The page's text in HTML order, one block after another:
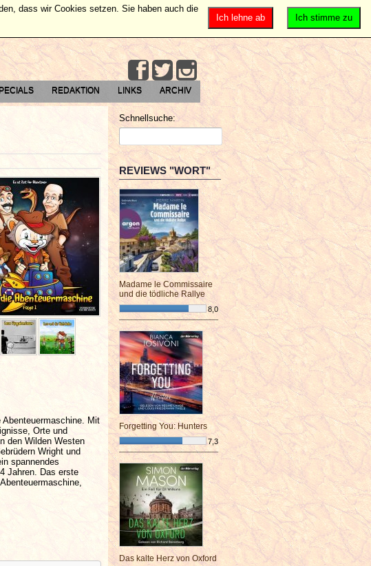
REDAKTION LINKS ARCHIV
Abenteuermaschine. Mit
Orte und
den Wilden Westen
Wright und
spannendes
Jahren. Das erste
Schnellsuche:
REVIEWS "WORT"
Madame le Commissaire
und die tödliche Rallye
8,0
¯¯¯¯¯¯¯¯¯¯¯¯¯¯¯¯¯¯¯¯¯¯¯¯
Forgetting You: Hunters
7,3
¯¯¯¯¯¯¯¯¯¯¯¯¯¯¯¯¯¯¯¯¯¯¯¯
Das kalte Herz von Oxford
Ich stimme zu
Ich lehne ab
dass wir Cookies setzen. Sie haben auch die